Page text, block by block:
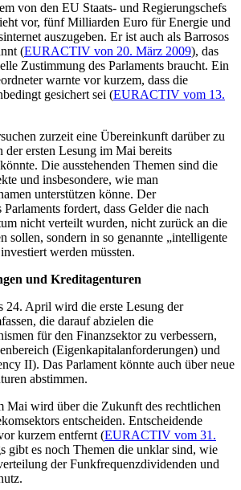
von den EU Staats- und Regierungschefs
vor, fünf Milliarden Euro für Energie und
auszugeben. Er ist auch als Barrosos
(EURACTIV von 20. März 2009), das
Zustimmung des Parlaments braucht. Ein
warnte vor kurzem, dass die
gesichert sei (EURACTIV vom 13.
zurzeit eine Übereinkunft darüber zu
der ersten Lesung im Mai bereits
Die ausstehenden Themen sind die
und insbesondere, wie man
unterstützen könne. Der
Parlaments fordert, dass Gelder die nach
nicht verteilt wurden, nicht zurück an die
sollen, sondern in so genannte „intelligente
werden müssten.
und Kreditagenturen
24. April wird die erste Lesung der
die darauf abzielen die
für den Finanzsektor zu verbessern,
(Eigenkapitalanforderungen) und
II). Das Parlament könnte auch über neue
abstimmen.
Mai wird über die Zukunft des rechtlichen
entscheiden. Entscheidende
kurzem entfernt (EURACTIV vom 31.
gibt es noch Themen die unklar sind, wie
der Funkfrequenzdividenden und